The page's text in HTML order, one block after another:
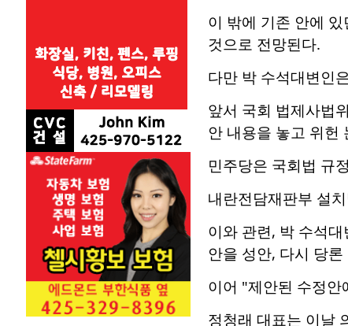
이 밖에 기존 안에
것으로 전망된다.
다만 박 수석대변인
앞서 국회 법제사법
안 내용을 놓고 위헌
민주당은 국회법 규
내란전담재판부 설
이와 관련, 박 수석
안을 성안, 다시 당
이어 "제안된 수정안
정청래 대표는 이날